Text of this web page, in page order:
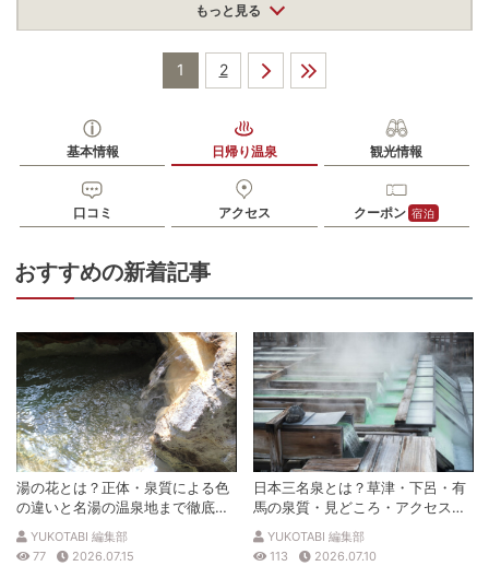
※※ご利用をご希望の際は、事前のお電話でのお問い合わせをお
願いいたします。 清掃作業の都合により不定休となっておりま
入浴料
「月見の湯」50分間2200円/込、「花見の湯」50分間2200円/
込、「星見の湯」50分間2800円/込、「夢見の湯」50分間3300
単純温泉
群馬県渋川市伊香保町210
車
公共交通機関
JR上越線渋川駅よりタクシーで約20分
駐車場 無料（80台）
電話番号
0279722575
※受付8:30～18:30
※ 掲載情報は変更になる場合があります。最新の内容はご利用前にご自身でお
問合せください。
※ 料金情報は税込・税抜表記が混ざっております。正しい金額はご利用前にご
自身でお問合せください。
もっと見る
1 2
基本情報 日帰り温泉 観光情報
口コミ アクセス クーポン 宿泊
おすすめの新着記事
湯の花とは？正体・泉質による色
の違いと名湯の温泉地まで徹底解
説
YUKOTABI 編集部
77
2026.07.15
日本三名泉とは？草津・下呂・有
馬の泉質・見どころ・アクセスを
徹底解説
YUKOTABI 編集部
113
2026.07.10